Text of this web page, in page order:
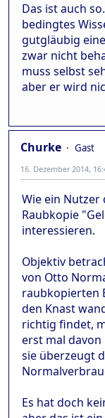
Das ist auch
bedingtes
gutgläubig
zwar nicht
muss selbst
aber er wird
Churke
Gast
16. Dezember 2014,
Wie ein
Raubkopie
interessieren.
Objektiv
von Otto
raubkopierten
den Knast
richtig findet,
erst mal davon
sie überzeugt
Es hat doch